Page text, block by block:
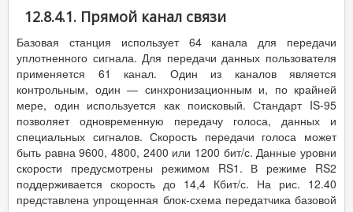
12.8.4.1. Прямой канал связи
Базовая станция использует 64 канала для передачи
уплотненного сигнала. Для передачи данных пользователя
применяется 61 канал. Один из каналов является
контрольным, один — синхронизационным и, по крайней
мере, один используется как поисковый. Стандарт IS-95
позволяет одновременную передачу голоса, данных и
специальных сигналов. Скорость передачи голоса может
быть равна 9600, 4800, 2400 или 1200 бит/с. Данные уровни
скорости предусмотрены режимом RS1. В режиме RS2
поддерживается скорость до 14,4 Кбит/с. На рис. 12.40
представлена упрощенная блок-схема передатчика базовой